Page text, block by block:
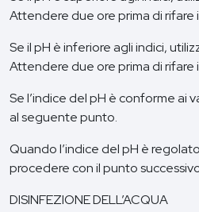
Attendere due ore prima di rifare
Se il pH è inferiore agli indici,
Attendere due ore prima di rifare
Se l’indice del pH è conforme ai
al seguente punto.
Quando l’indice del pH è
procedere con il punto
DISINFEZIONE DELL’ACQUA